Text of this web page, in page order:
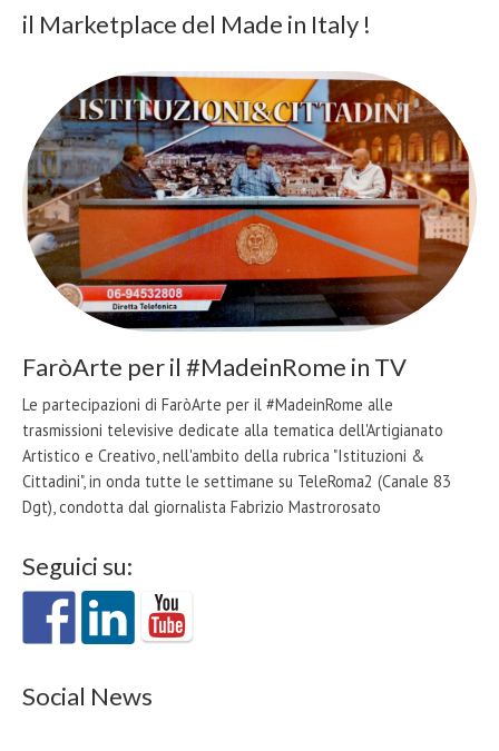
il Marketplace del Made in Italy !
FaròArte per il #MadeinRome in TV
Le partecipazioni di FaròArte per il #MadeinRome alle
trasmissioni televisive dedicate alla tematica dell'Artigianato
Artistico e Creativo, nell'ambito della rubrica "Istituzioni &
Cittadini", in onda tutte le settimane su TeleRoma2 (Canale 83
Dgt), condotta dal giornalista Fabrizio Mastrorosato
Seguici su:
Social News